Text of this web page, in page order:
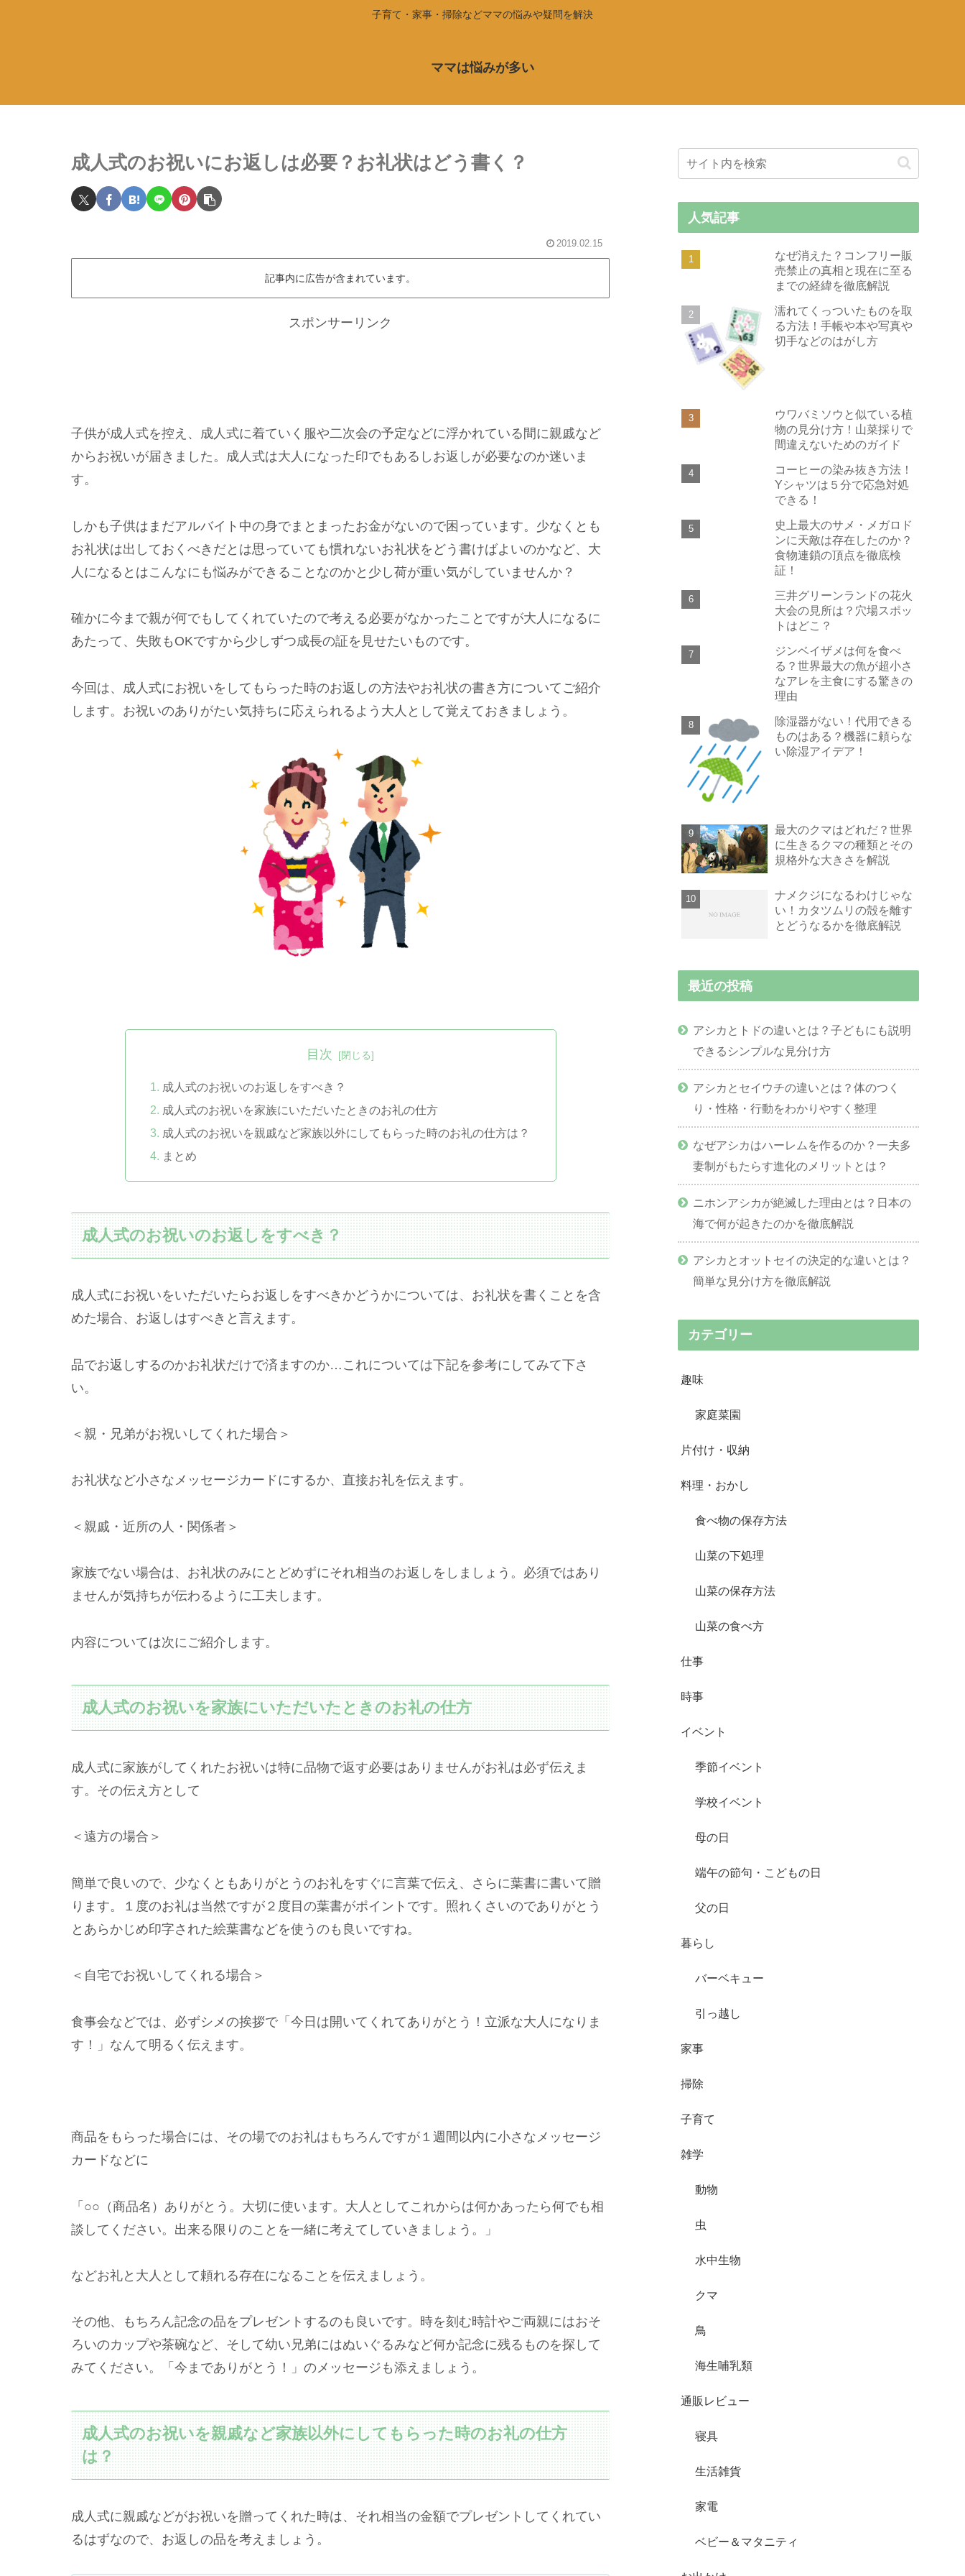
子育て・家事・掃除などママの悩みや疑問を解決
ママは悩みが多い
成人式のお祝いにお返しは必要？お礼状はどう書く？
2019.02.15
記事内に広告が含まれています。
スポンサーリンク
子供が成人式を控え、成人式に着ていく服や二次会の予定などに浮かれている間に親戚など
からお祝いが届きました。成人式は大人になった印でもあるしお返しが必要なのか迷いま
す。
しかも子供はまだアルバイト中の身でまとまったお金がないので困っています。少なくとも
お礼状は出しておくべきだとは思っていても慣れないお礼状をどう書けばよいのかなど、大
人になるとはこんなにも悩みができることなのかと少し荷が重い気がしていませんか？
確かに今まで親が何でもしてくれていたので考える必要がなかったことですが大人になるに
あたって、失敗もOKですから少しずつ成長の証を見せたいものです。
今回は、成人式にお祝いをしてもらった時のお返しの方法やお礼状の書き方についてご紹介
します。お祝いのありがたい気持ちに応えられるよう大人として覚えておきましょう。
目次
成人式のお祝いのお返しをすべき？
成人式のお祝いを家族にいただいたときのお礼の仕方
成人式のお祝いを親戚など家族以外にしてもらった時のお礼の仕方は？
まとめ
成人式のお祝いのお返しをすべき？
成人式にお祝いをいただいたらお返しをすべきかどうかについては、お礼状を書くことを含
めた場合、お返しはすべきと言えます。
品でお返しするのかお礼状だけで済ますのか…これについては下記を参考にしてみて下さ
い。
＜親・兄弟がお祝いしてくれた場合＞
お礼状など小さなメッセージカードにするか、直接お礼を伝えます。
＜親戚・近所の人・関係者＞
家族でない場合は、お礼状のみにとどめずにそれ相当のお返しをしましょう。必須ではあり
ませんが気持ちが伝わるように工夫します。
内容については次にご紹介します。
成人式のお祝いを家族にいただいたときのお礼の仕方
成人式に家族がしてくれたお祝いは特に品物で返す必要はありませんがお礼は必ず伝えま
す。その伝え方として
＜遠方の場合＞
簡単で良いので、少なくともありがとうのお礼をすぐに言葉で伝え、さらに葉書に書いて贈
ります。１度のお礼は当然ですが２度目の葉書がポイントです。照れくさいのでありがとう
とあらかじめ印字された絵葉書などを使うのも良いですね。
＜自宅でお祝いしてくれる場合＞
食事会などでは、必ずシメの挨拶で「今日は開いてくれてありがとう！立派な大人になりま
す！」なんて明るく伝えます。
商品をもらった場合には、その場でのお礼はもちろんですが１週間以内に小さなメッセージ
カードなどに
「○○（商品名）ありがとう。大切に使います。大人としてこれからは何かあったら何でも相
談してください。出来る限りのことを一緒に考えてしていきましょう。」
などお礼と大人として頼れる存在になることを伝えましょう。
その他、もちろん記念の品をプレゼントするのも良いです。時を刻む時計やご両親にはおそ
ろいのカップや茶碗など、そして幼い兄弟にはぬいぐるみなど何か記念に残るものを探して
みてください。「今までありがとう！」のメッセージも添えましょう。
成人式のお祝いを親戚など家族以外にしてもらった時のお礼の仕方
は？
成人式に親戚などがお祝いを贈ってくれた時は、それ相当の金額でプレゼントしてくれてい
るはずなので、お返しの品を考えましょう。
人気記事
なぜ消えた？コンフリー販
売禁止の真相と現在に至る
までの経緯を徹底解説
濡れてくっついたものを取
る方法！手帳や本や写真や
切手などのはがし方
ウワバミソウと似ている植
物の見分け方！山菜採りで
間違えないためのガイド
コーヒーの染み抜き方法！
Yシャツは５分で応急対処
できる！
史上最大のサメ・メガロド
ンに天敵は存在したのか？
食物連鎖の頂点を徹底検
証！
三井グリーンランドの花火
大会の見所は？穴場スポッ
トはどこ？
ジンベイザメは何を食べ
る？世界最大の魚が超小さ
なアレを主食にする驚きの
理由
除湿器がない！代用できる
ものはある？機器に頼らな
い除湿アイデア！
最大のクマはどれだ？世界
に生きるクマの種類とその
規格外な大きさを解説
ナメクジになるわけじゃな
い！カタツムリの殻を離す
とどうなるかを徹底解説
最近の投稿
アシカとトドの違いとは？子どもにも説明
できるシンプルな見分け方
アシカとセイウチの違いとは？体のつく
り・性格・行動をわかりやすく整理
なぜアシカはハーレムを作るのか？一夫多
妻制がもたらす進化のメリットとは？
ニホンアシカが絶滅した理由とは？日本の
海で何が起きたのかを徹底解説
アシカとオットセイの決定的な違いとは？
簡単な見分け方を徹底解説
カテゴリー
趣味
家庭菜園
片付け・収納
料理・おかし
食べ物の保存方法
山菜の下処理
山菜の保存方法
山菜の食べ方
仕事
時事
イベント
季節イベント
学校イベント
母の日
端午の節句・こどもの日
父の日
暮らし
バーベキュー
引っ越し
家事
掃除
子育て
雑学
動物
虫
水中生物
クマ
鳥
海生哺乳類
通販レビュー
寝具
生活雑貨
家電
ベビー＆マタニティ